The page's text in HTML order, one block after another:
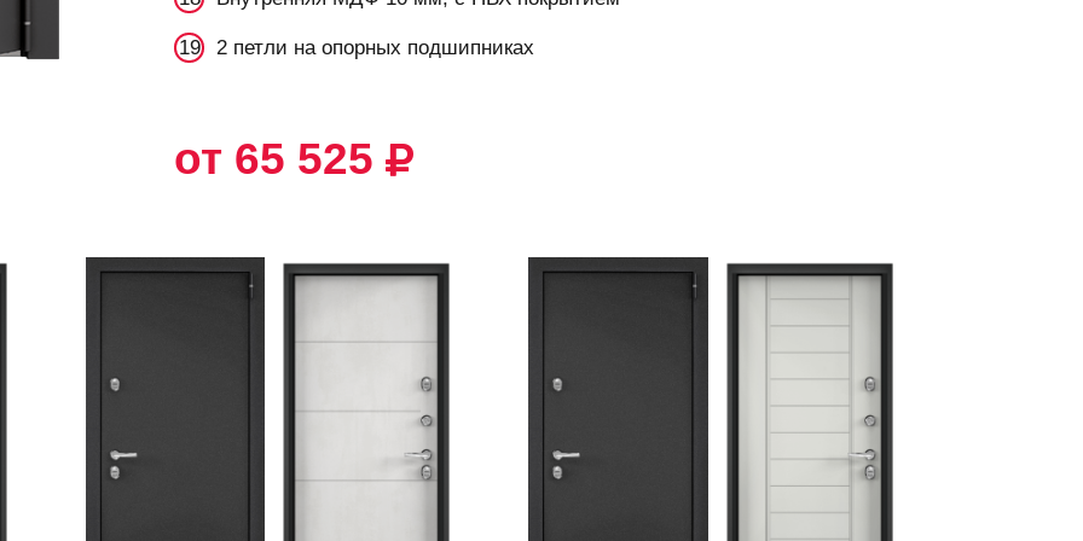
2 петли на опорных подшипниках
от 65 525